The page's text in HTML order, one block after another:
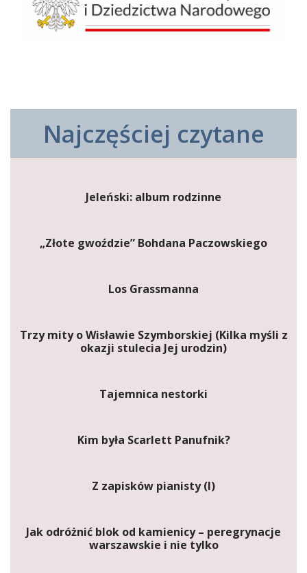
Najczęściej czytane
Jeleński: album rodzinne
„Złote gwoździe” Bohdana Paczowskiego
Los Grassmanna
Trzy mity o Wisławie Szymborskiej (Kilka myśli z
okazji stulecia Jej urodzin)
Tajemnica nestorki
Kim była Scarlett Panufnik?
Z zapisków pianisty (I)
Jak odróżnić blok od kamienicy – peregrynacje
warszawskie i nie tylko